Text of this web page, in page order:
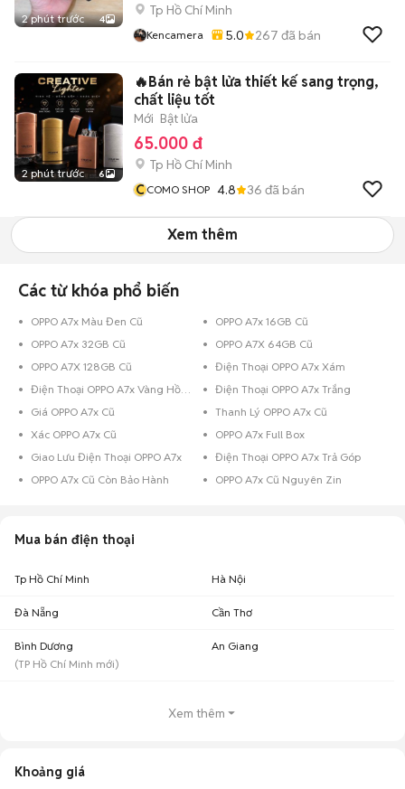
2 phút trước 4
Tp Hồ Chí Minh
Kencamera 5.0 267 đã bán
2 phút trước 6
🔥Bán rẻ bật lửa thiết kế sang trọng,
chất liệu tốt
Mới Bật lửa
65.000 đ
Tp Hồ Chí Minh
CCOMO SHOP 4.8 36 đã bán
Xem thêm
Các từ khóa phổ biến
OPPO A7x Màu Đen Cũ
OPPO A7x 16GB Cũ
OPPO A7x 32GB Cũ
OPPO A7X 64GB Cũ
OPPO A7X 128GB Cũ
Điện Thoại OPPO A7x Xám
Điện Thoại OPPO A7x Vàng Hồng
Điện Thoại OPPO A7x Trắng
Giá OPPO A7x Cũ
Thanh Lý OPPO A7x Cũ
Xác OPPO A7x Cũ
OPPO A7x Full Box
Giao Lưu Điện Thoại OPPO A7x
Điện Thoại OPPO A7x Trả Góp
OPPO A7x Cũ Còn Bảo Hành
OPPO A7x Cũ Nguyên Zin
Mua bán điện thoại
Tp Hồ Chí Minh Hà Nội
Đà Nẵng Cần Thơ
Bình Dương
(TP Hồ Chí Minh mới)
An Giang
Xem thêm
Khoảng giá